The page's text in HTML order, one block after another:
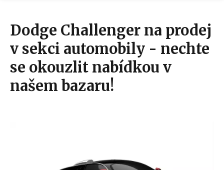
Dodge Challenger na prodej
v sekci automobily - nechte
se okouzlit nabídkou v
našem bazaru!